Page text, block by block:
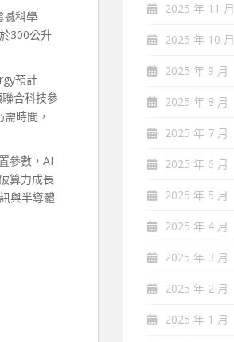
撼科學
300公升
預計
合科技參
時間，
參數，AI
算力成長
與半導體
2025 年 11 月
2025 年 10 月
2025 年 9 月
2025 年 8 月
2025 年 7 月
2025 年 6 月
2025 年 5 月
2025 年 4 月
2025 年 3 月
2025 年 2 月
2025 年 1 月